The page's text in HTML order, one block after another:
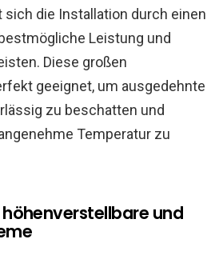
sich die Installation durch einen
Leistung und
Diese großen
geeignet, um ausgedehnte
zu beschatten und
Temperatur zu
und